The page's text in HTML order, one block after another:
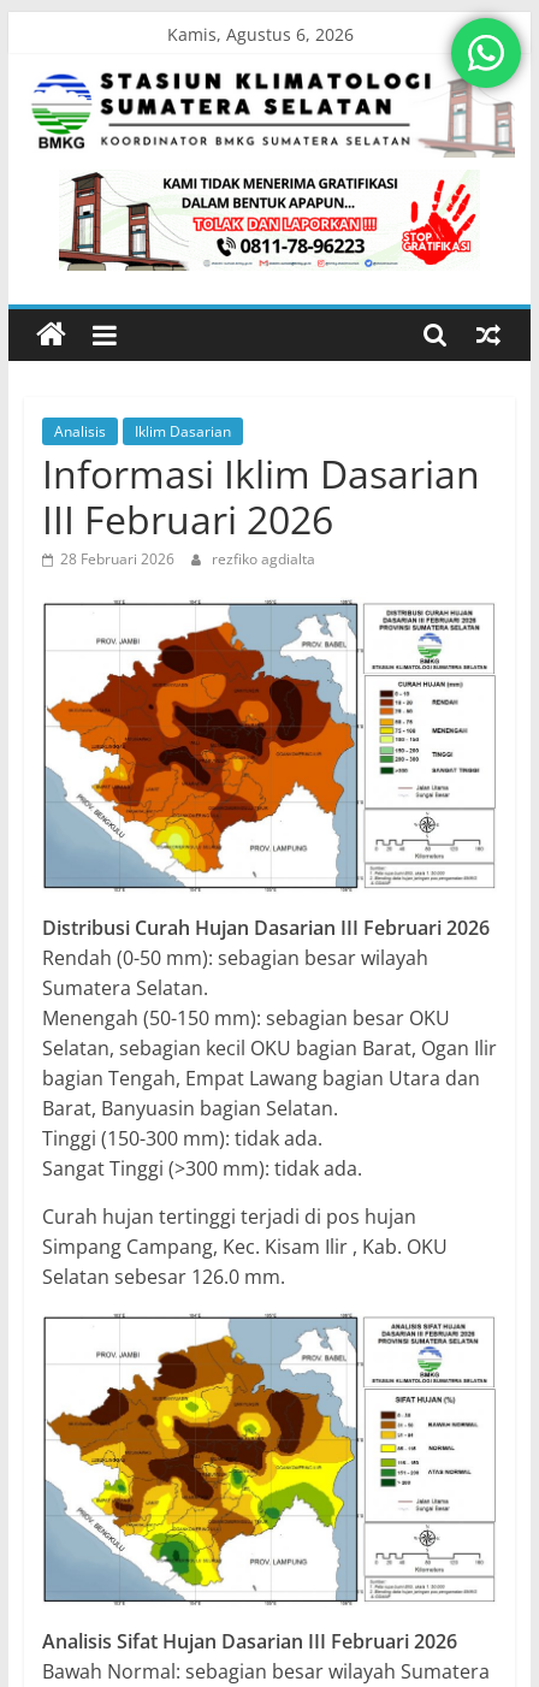
content
Kamis, Agustus 6, 2026
Stasiun
Klimatologi
Sumatera
Koordinator
BMKG
Sumatera
Analisis Iklim Dasarian
Informasi Iklim Dasarian
III Februari 2026
28 Februari 2026 rezfiko agdialta
Distribusi Curah Hujan Dasarian III Februari 2026
Rendah (0-50 mm): sebagian besar wilayah
Sumatera Selatan.
Menengah (50-150 mm): sebagian besar OKU
Selatan, sebagian kecil OKU bagian Barat, Ogan Ilir
bagian Tengah, Empat Lawang bagian Utara dan
Barat, Banyuasin bagian Selatan.
Tinggi (150-300 mm): tidak ada.
Sangat Tinggi (>300 mm): tidak ada.
Curah hujan tertinggi terjadi di pos hujan
Simpang Campang, Kec. Kisam Ilir , Kab. OKU
Selatan sebesar 126.0 mm.
Analisis Sifat Hujan Dasarian III Februari 2026
Bawah Normal: sebagian besar wilayah Sumatera